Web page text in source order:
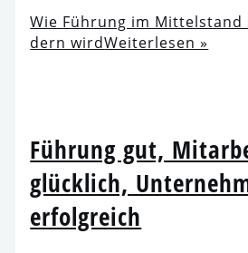
Wie Führung im
dern wirdWeiterlesen »
Führung gut,
glück­lich,
erfolgreich